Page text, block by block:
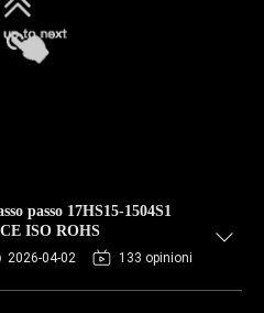
passo 17HS15-1504S1
ISO ROHS
2026-04-02 133 opinioni